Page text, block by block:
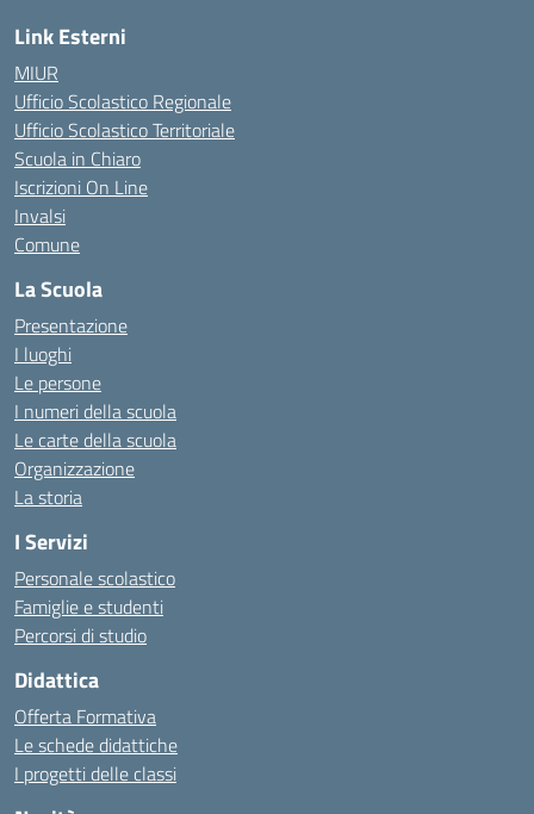
Link Esterni
MIUR
Ufficio Scolastico Regionale
Ufficio Scolastico Territoriale
Scuola in Chiaro
Iscrizioni On Line
Invalsi
Comune
La Scuola
Presentazione
I luoghi
Le persone
I numeri della scuola
Le carte della scuola
Organizzazione
La storia
I Servizi
Personale scolastico
Famiglie e studenti
Percorsi di studio
Didattica
Offerta Formativa
Le schede didattiche
I progetti delle classi